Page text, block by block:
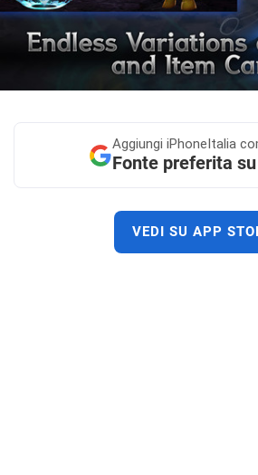
Aggiungi iPhoneItalia
Fonte preferita
VEDI SU APP